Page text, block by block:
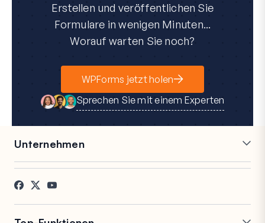
Erstellen und veröffentlichen Sie
Formulare in wenigen Minuten...
Worauf warten Sie noch?
WPForms jetzt holen
Sprechen Sie mit einem Experten
Unternehmen
Karriere
Referenzen
Partner